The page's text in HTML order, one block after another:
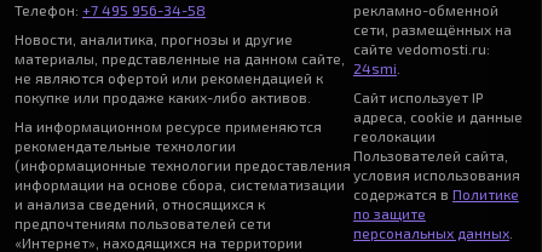
Телефон: +7 495 956-34-58
Новости, аналитика, прогнозы и другие
материалы, представленные на данном сайте,
не являются офертой или рекомендацией к
покупке или продаже каких-либо активов.
На информационном ресурсе применяются
рекомендательные технологии
(информационные технологии предоставления
информации на основе сбора, систематизации
и анализа сведений, относящихся к
предпочтениям пользователей сети
«Интернет», находящихся на территории
рекламно-обменной
сети, размещённых на
сайте vedomosti.ru:
24smi
Сайт использует IP
адреса, cookie и данные
геолокации
Пользователей сайта,
условия использования
содержатся в Политике
по защите
персональных данных.